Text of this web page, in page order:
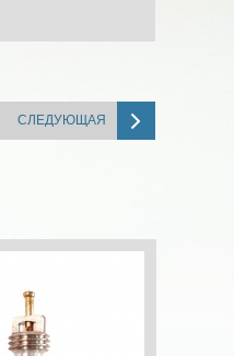
СЛЕДУЮЩАЯ